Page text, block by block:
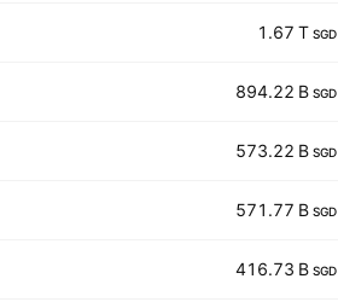
1.67 T SGD
894.22 B SGD
573.22 B SGD
571.77 B SGD
416.73 B SGD